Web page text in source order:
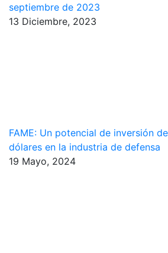
septiembre de 2023
13 Diciembre, 2023
FAME: Un potencial de inversión
dólares en la industria de defensa
19 Mayo, 2024